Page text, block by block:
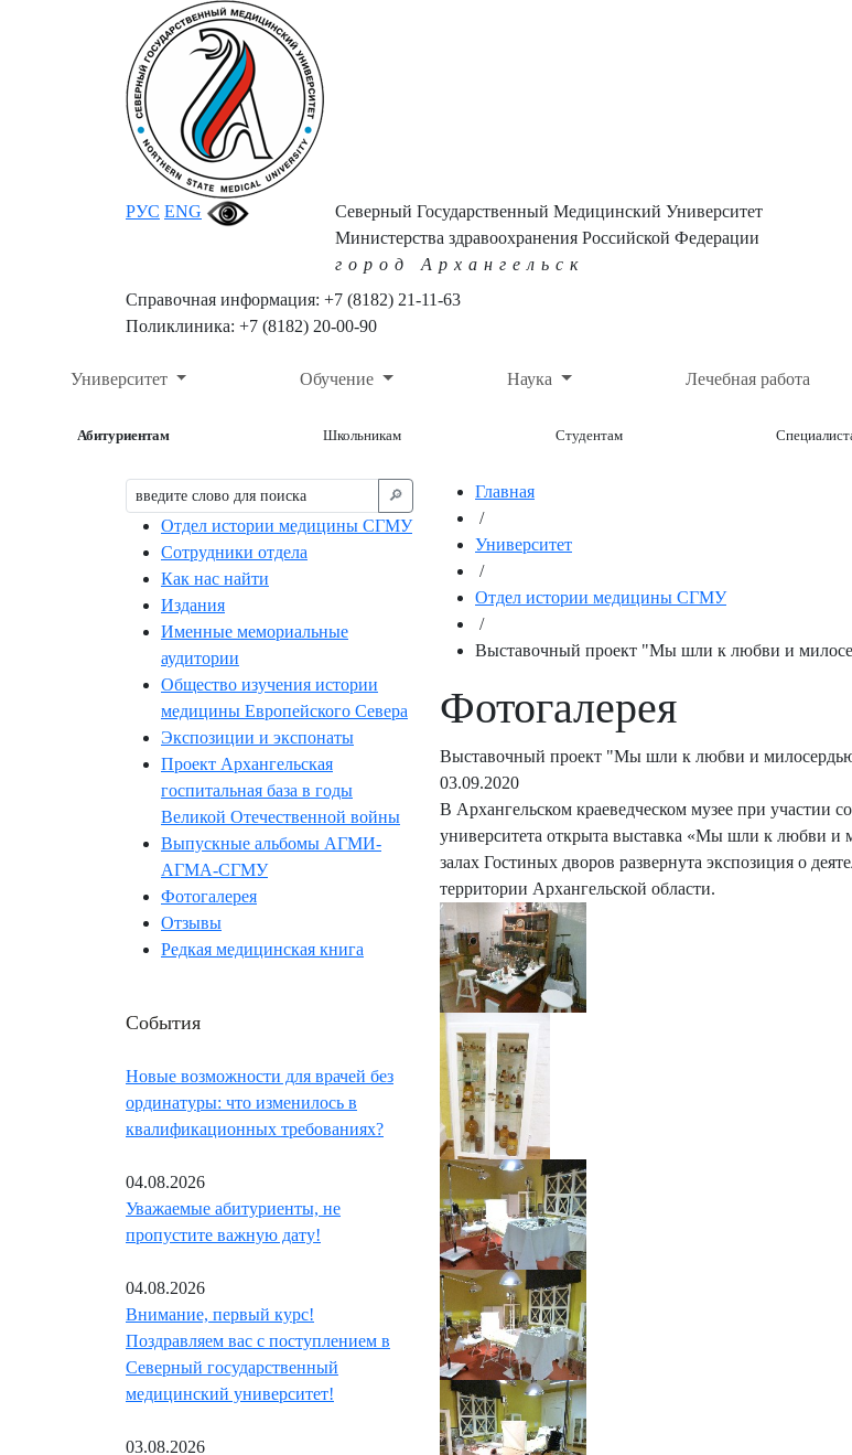
РУС ENG
Северный Государственный Медицинский Университет
Министерства здравоохранения Российской Федерации
город Архангельск
Справочная информация: +7 (8182) 21-11-63
Поликлиника: +7 (8182) 20-00-90
Университет Обучение Наука Лечебная работа
Абитуриентам Школьникам Студентам
🔎︎
Отдел истории медицины СГМУ
Сотрудники отдела
Как нас найти
Издания
Именные мемориальные
аудитории
Общество изучения истории
медицины Европейского Севера
Экспозиции и экспонаты
Проект Архангельская
госпитальная база в годы
Великой Отечественной войны
Выпускные альбомы АГМИ-
АГМА-СГМУ
Фотогалерея
Отзывы
Редкая медицинская книга
События
Новые возможности для врачей без
ординатуры: что изменилось в
квалификационных требованиях?
04.08.2026
Уважаемые абитуриенты, не
пропустите важную дату!
04.08.2026
Внимание, первый курс!
Поздравляем вас с поступлением в
Северный государственный
медицинский университет!
03.08.2026
Главная
/
Университет
/
Отдел истории медицины СГМУ
/
Выставочный проект "Мы шли к любви и
Фотогалерея
Выставочный проект "Мы шли к любви и
03.09.2020
В Архангельском краеведческом музее при участии
университета открыта выставка «Мы шли к любви и
залах Гостиных дворов развернута экспозиция о
территории Архангельской области.